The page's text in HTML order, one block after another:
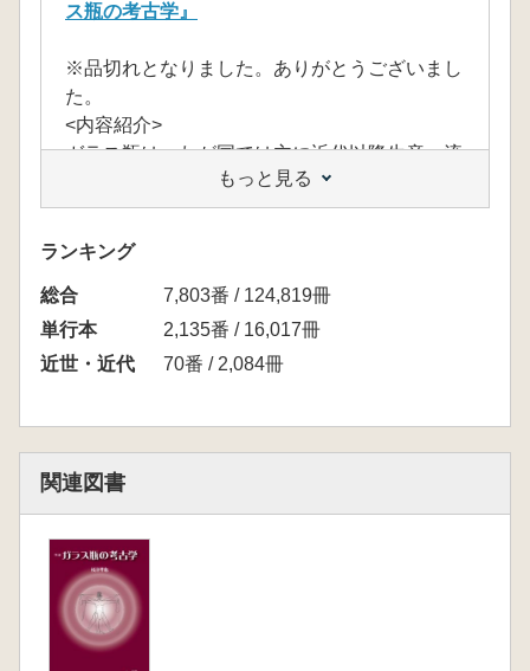
ス瓶の考古学』
※品切れとなりました。ありがとうございまし
た。
<内容紹介>
ガラス瓶は、わが国では主に近代以降生産・流
通するようになったガラス製容器であるが、近
代を語る物質資料として注目されてこなかっ
た。しかし、近年は全国各地で実施される発掘
調査においてガラス瓶が出土することも増えて
きている。本書は、考古学界で初めてガラス瓶
を取り上げた著作で、ガラス瓶の技術史的・文
化史的背景について触れながらガラス瓶の観察
方法や研究方法について解説した。
語る物質資料としてのガラス瓶の可能性を引き
のにとって必携の書である。
<目 次>
はじめに
第1章 なぜガラス瓶なのか
もっと見る
ランキング
総合
7,803番 / 124,819冊
単行本
2,135番 / 16,017冊
近世・近代
70番 / 2,084冊
関連図書